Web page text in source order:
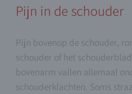
Pijn in de schouder
Pijn bovenop de schouder,
schouder of het
bovenarm vallen allemaal
schouderklachten. Soms